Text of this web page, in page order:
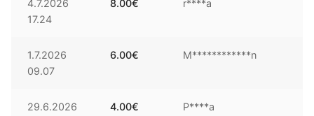
4.7.2026
17.24
8.00€ r****a
1.7.2026
09.07
6.00€ M************n
29.6.2026
4.00€ P****a